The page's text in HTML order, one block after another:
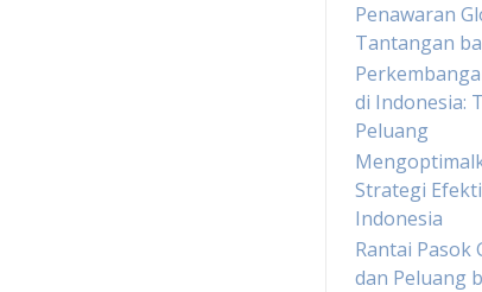
Penawaran
Tantangan
di Indonesia:
Peluang
Strategi
Indonesia
Rantai Pasok
dan Peluang